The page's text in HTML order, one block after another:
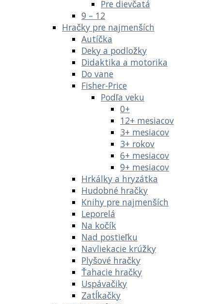
Pre dievčatá
9 – 12
Hračky pre najmenších
Autíčka
Deky a podložky
Didaktika a motorika
Do vane
Fisher-Price
Podľa veku
0+
12+ mesiacov
3+ mesiacov
3+ rokov
6+ mesiacov
9+ mesiacov
Hrkálky a hryzátka
Hudobné hračky
Knihy pre najmenších
Leporelá
Na kočík
Nad postieľku
Navliekacie krúžky
Plyšové hračky
Ťahacie hračky
Uspávačiky
Zatĺkačky